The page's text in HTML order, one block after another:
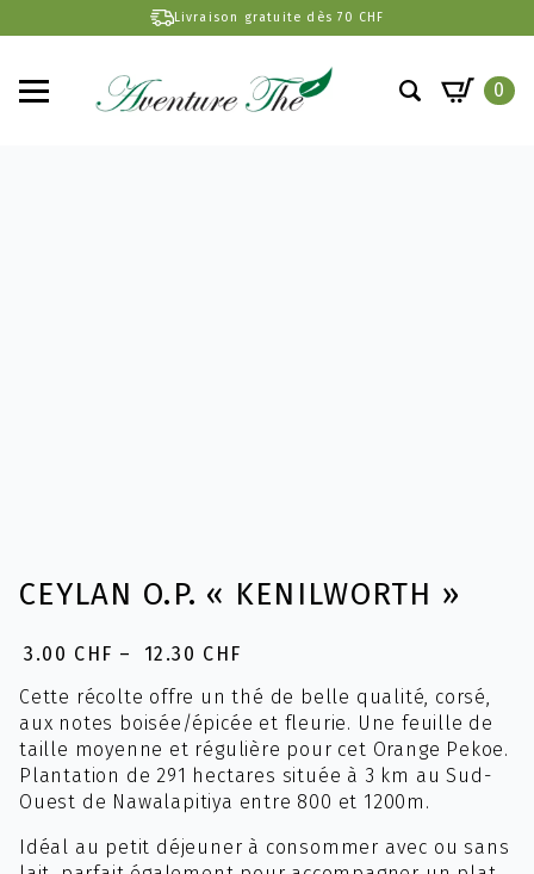
Livraison gratuite dès 70 CHF
0
CEYLAN O.P. « KENILWORTH »
3.00 CHF – 12.30 CHF
Plage
de
prix :
3.00 CHF
à
12.30 CHF
Cette récolte offre un thé de belle qualité, corsé,
aux notes boisée/épicée et fleurie. Une feuille de
taille moyenne et régulière pour cet Orange Pekoe.
Plantation de 291 hectares située à 3 km au Sud-
Ouest de Nawalapitiya entre 800 et 1200m.
Idéal au petit déjeuner à consommer avec ou sans